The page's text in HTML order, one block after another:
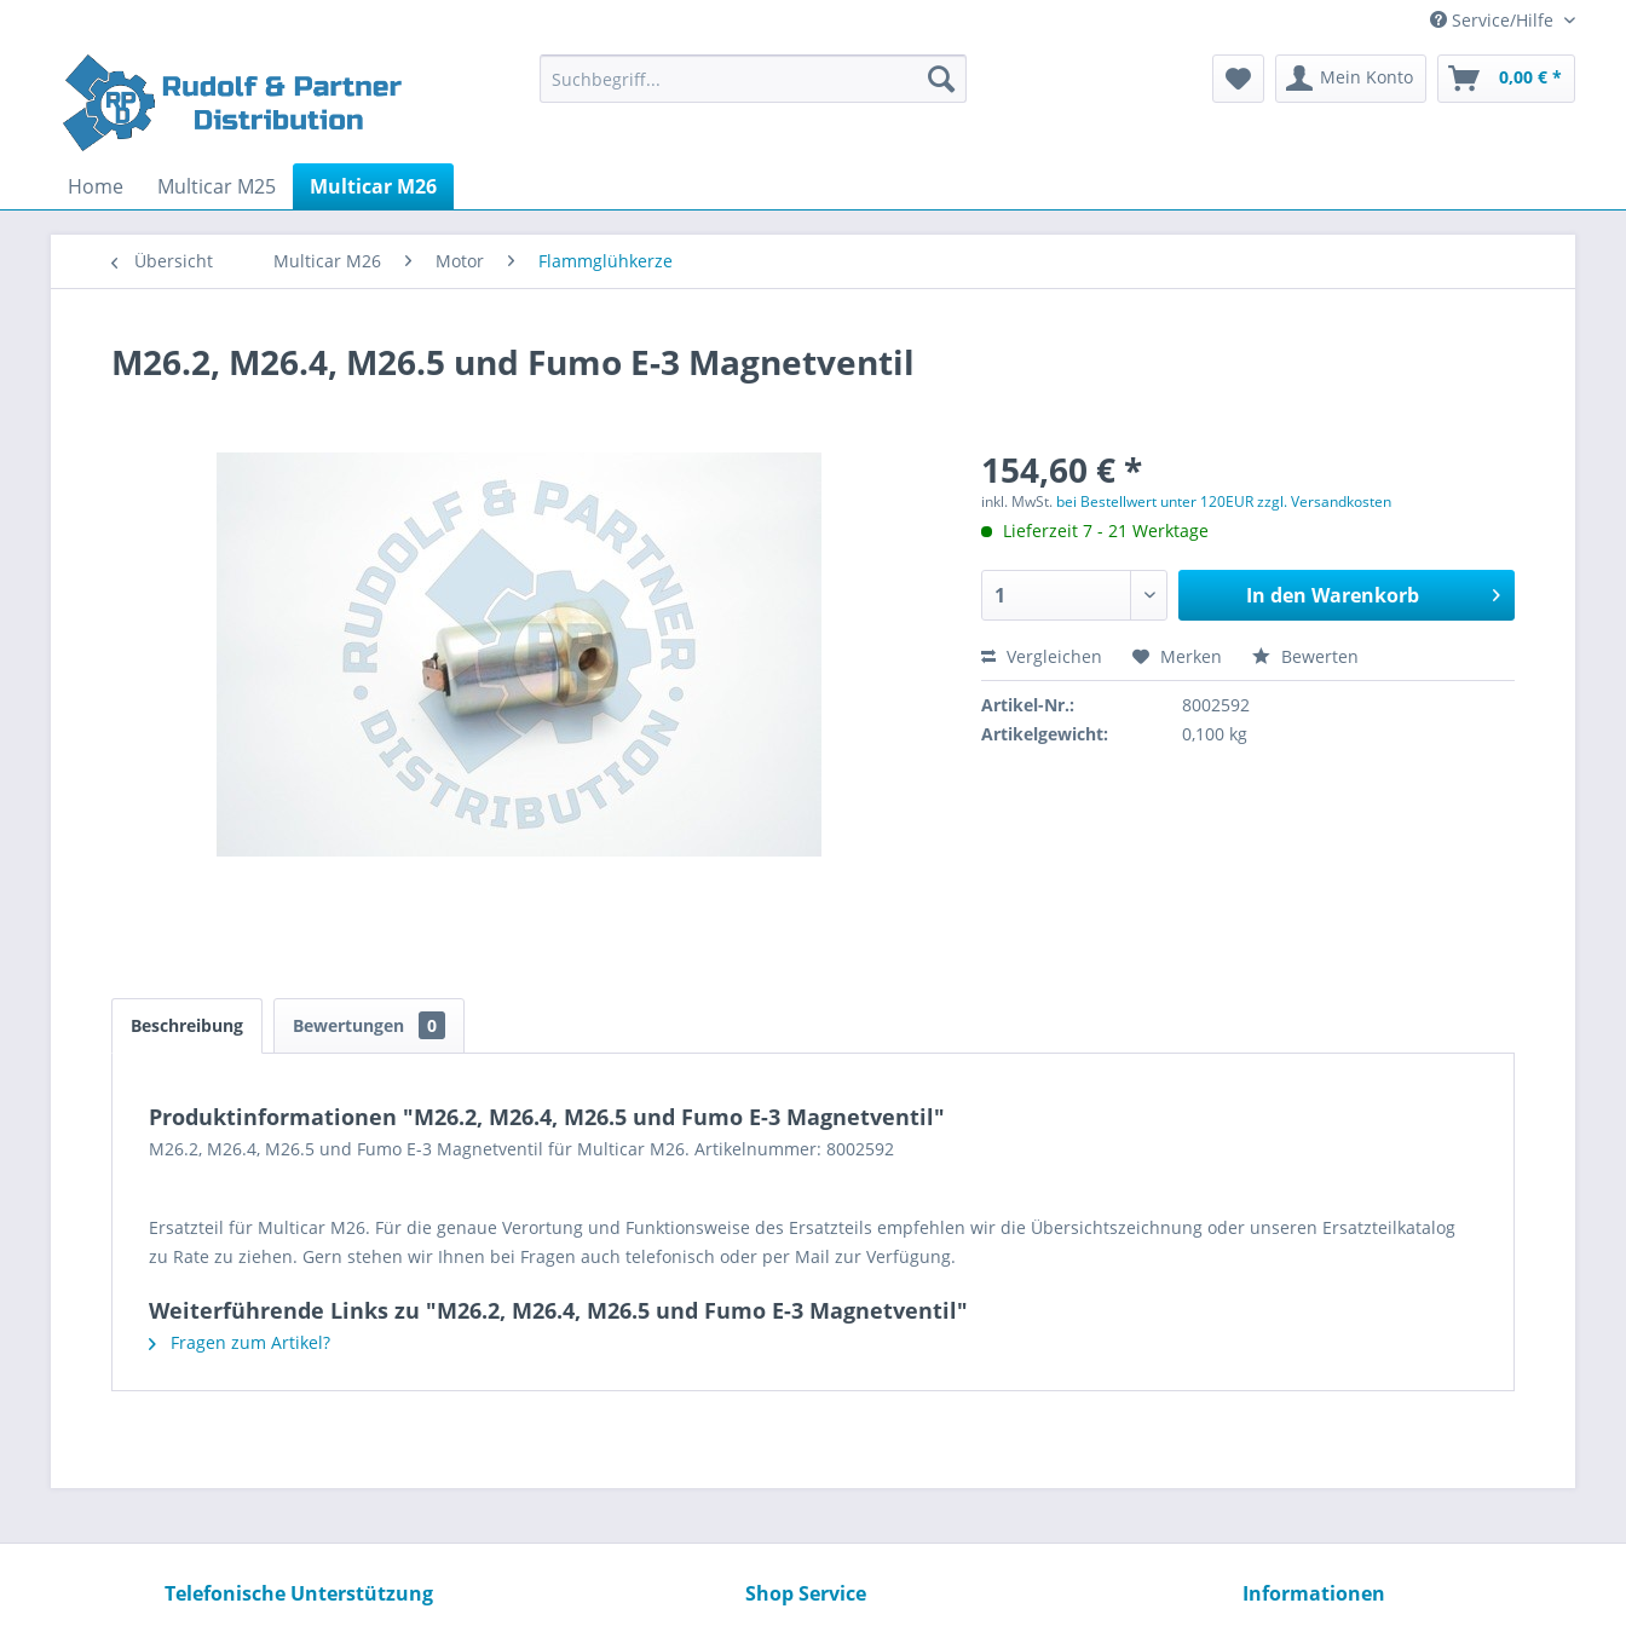
Service/Hilfe
Mein Konto 0,00 € *
Home Multicar M25 Multicar M26
Übersicht Multicar M26 Motor Flammglühkerze
M26.2, M26.4, M26.5 und Fumo E-3 Magnetventil
154,60 € *
inkl. MwSt. bei Bestellwert unter 120EUR zzgl. Versandkosten
Lieferzeit 7 - 21 Werktage
In den Warenkorb
Vergleichen Merken Bewerten
Artikel-Nr.:
8002592
Artikelgewicht:
0,100 kg
Beschreibung Bewertungen 0
Produktinformationen "M26.2, M26.4, M26.5 und Fumo E-3 Magnetventil"
M26.2, M26.4, M26.5 und Fumo E-3 Magnetventil für Multicar M26. Artikelnummer: 8002592
Ersatzteil für Multicar M26. Für die genaue Verortung und Funktionsweise des Ersatzteils empfehlen wir die Übersichtszeichnung oder unseren Ersatzteilkatalog
zu Rate zu ziehen. Gern stehen wir Ihnen bei Fragen auch telefonisch oder per Mail zur Verfügung.
Weiterführende Links zu "M26.2, M26.4, M26.5 und Fumo E-3 Magnetventil"
Fragen zum Artikel?
Telefonische Unterstützung Shop Service Informationen